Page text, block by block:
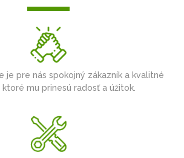
je pre nás spokojný zákazník a kvalitné
mu prinesú radosť a úžitok.